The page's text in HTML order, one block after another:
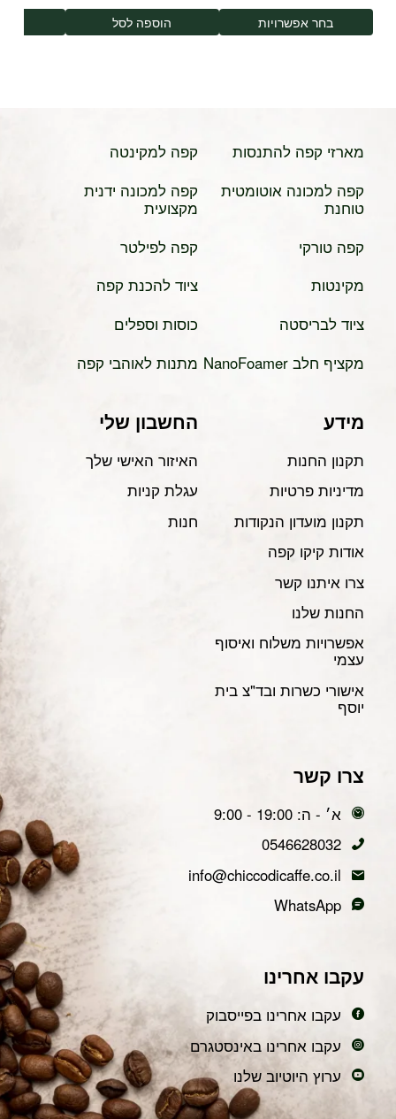
בחר אפשרויות הוספה לסל
מארזי קפה להתנסות
קפה למקינטה
קפה למכונה אוטומטית
טוחנת
קפה למכונה ידנית
מקצועית
קפה טורקי
קפה לפילטר
מקינטות
ציוד להכנת קפה
ציוד לבריסטה
כוסות וספלים
מקציף חלב NanoFoamer
מתנות לאוהבי קפה
מידע
תקנון החנות
מדיניות פרטיות
תקנון מועדון הנקודות
אודות קיקו קפה
צרו איתנו קשר
החנות שלנו
אפשרויות משלוח ואיסוף
עצמי
אישורי כשרות ובד"צ בית
יוסף
החשבון שלי
האיזור האישי שלך
עגלת קניות
חנות
צרו קשר
א׳ - ה: 19:00 - 9:00
0546628032
info@chiccodicaffe.co.il
WhatsApp
עקבו אחרינו
עקבו אחרינו בפייסבוק
עקבו אחרינו באינסטגרם
ערוץ היוטיוב שלנו